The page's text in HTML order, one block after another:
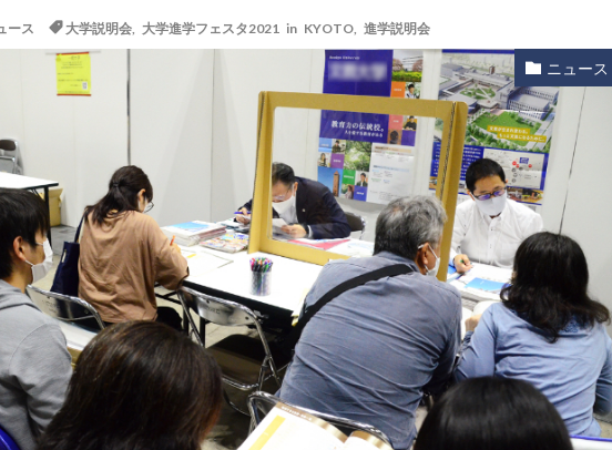
ース 大学説明会, 大学進学フェスタ2021 in KYOTO, 進学説明会
ニュース